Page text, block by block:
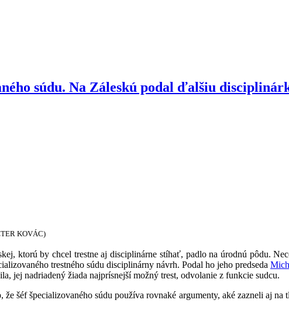
súdu. Na Záleskú podal ďalšiu
KOVÁC)
ktorú by chcel trestne aj disciplinárne stíhať, padlo na úrodnú pôdu.
trestného súdu disciplinárny návrh. Podal ho jeho predseda
jej nadriadený žiada najprísnejší možný trest, odvolanie z funkcie sudcu.
šéf špecializovaného súdu používa rovnaké argumenty, aké zazneli aj